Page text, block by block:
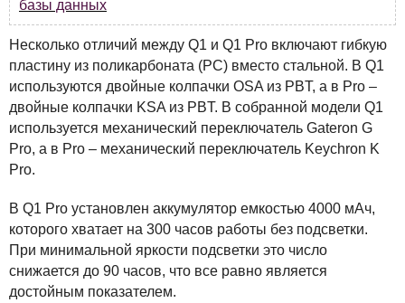
базы данных
Несколько отличий между Q1 и Q1 Pro включают гибкую
пластину из поликарбоната (PC) вместо стальной. В Q1
используются двойные колпачки OSA из PBT, а в Pro –
двойные колпачки KSA из PBT. В собранной модели Q1
используется механический переключатель Gateron G
Pro, а в Pro – механический переключатель Keychron K
Pro.
В Q1 Pro установлен аккумулятор емкостью 4000 мАч,
которого хватает на 300 часов работы без подсветки.
При минимальной яркости подсветки это число
снижается до 90 часов, что все равно является
достойным показателем.